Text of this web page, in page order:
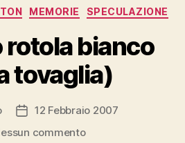
Categorie
MEMORIE SPECULAZIONE
rotola bianco
tovaglia)
Data12 Febbraio 2007
commentosu